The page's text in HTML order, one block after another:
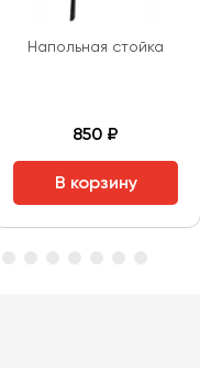
Напольная стойка
850 ₽
В корзину